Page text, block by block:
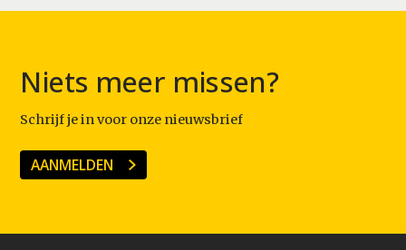
Niets meer missen?
Schrijf je in voor onze nieuwsbrief
AANMELDEN